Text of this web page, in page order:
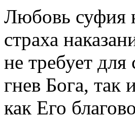
Любовь суфия
страха
не требует
гнев Бога,
как Его